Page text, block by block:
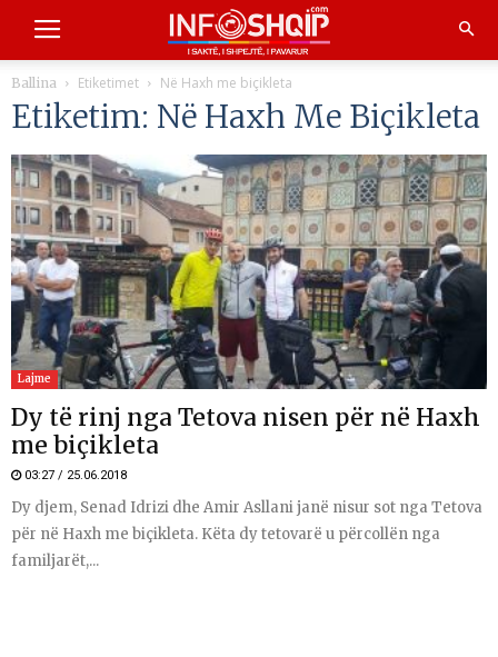
Ballina Etiketimet Në Haxh me biçikleta
Etiketim: Në Haxh Me Biçikleta
Lajme
Dy të rinj nga Tetova nisen për në Haxh
me biçikleta
03:27 / 25.06.2018
Dy djem, Senad Idrizi dhe Amir Asllani janë nisur sot nga Tetova
për në Haxh me biçikleta. Këta dy tetovarë u përcollën nga
familjarët,...